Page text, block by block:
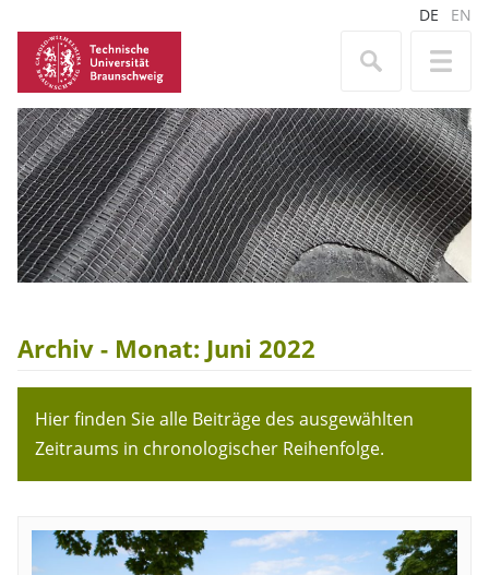
DE EN
Archiv - Monat: Juni 2022
Hier finden Sie alle Beiträge des ausgewählten
Zeitraums in chronologischer Reihenfolge.